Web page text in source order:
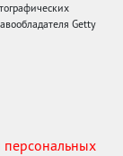
Getty